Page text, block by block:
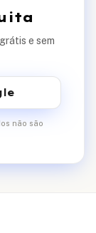
e sem
não são